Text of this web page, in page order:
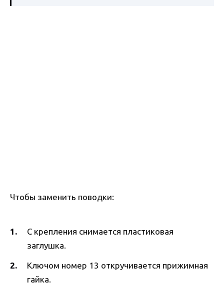
Чтобы заменить поводки:
С крепления снимается пластиковая
заглушка.
Ключом номер 13 откручивается прижимная
гайка.